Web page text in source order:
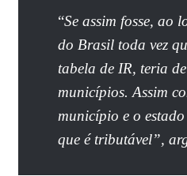
“Se assim fosse, ao
do Brasil toda vez
tabela de IR, teria
municípios. Assim
município e o
que é tributável”,